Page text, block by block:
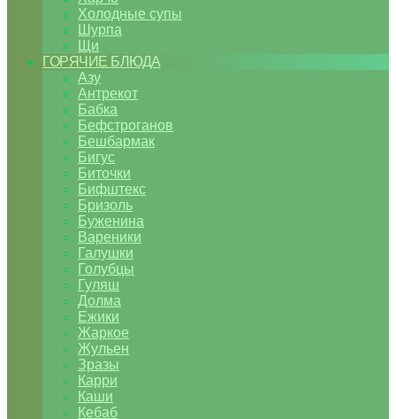
Холодные супы
Шурпа
Щи
ГОРЯЧИЕ БЛЮДА
Азу
Антрекот
Бабка
Бефстроганов
Бешбармак
Бигус
Биточки
Бифштекс
Бризоль
Буженина
Вареники
Галушки
Голубцы
Гуляш
Долма
Ежики
Жаркое
Жульен
Зразы
Карри
Каши
Кебаб